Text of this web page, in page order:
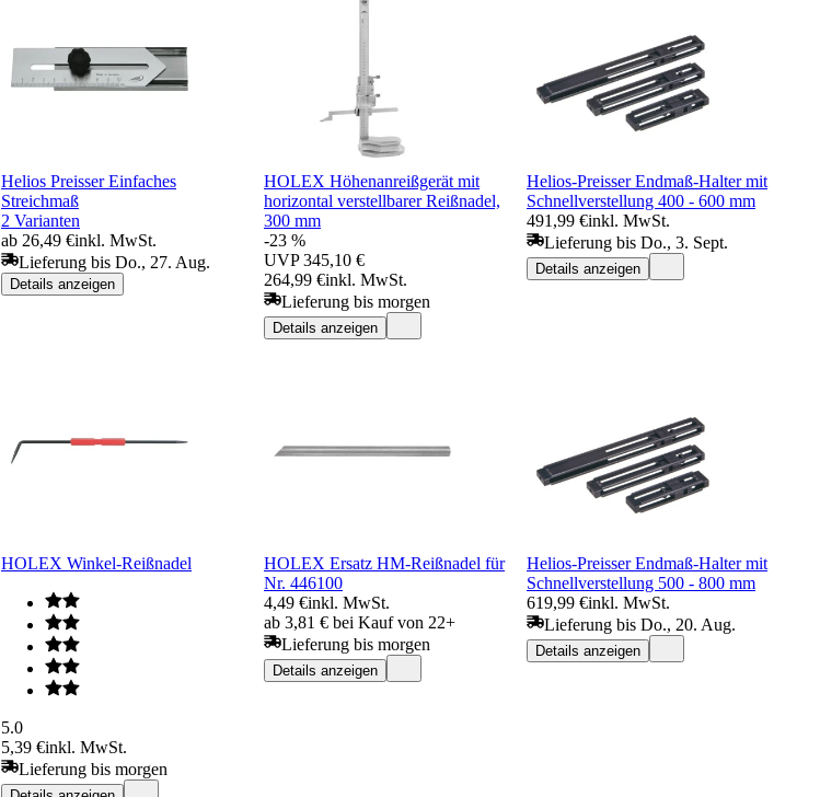
Helios Preisser Einfaches
Streichmaß
2 Varianten
ab 26,49 €inkl. MwSt.
Lieferung bis Do., 27. Aug.
Details anzeigen
HOLEX Höhenanreißgerät mit
horizontal verstellbarer Reißnadel,
300 mm
-23 %
UVP 345,10 €
264,99 €inkl. MwSt.
Lieferung bis morgen
Details anzeigen
Helios-Preisser Endmaß-Halter mit
Schnellverstellung 400 - 600 mm
491,99 €inkl. MwSt.
Lieferung bis Do., 3. Sept.
Details anzeigen
HOLEX Winkel-Reißnadel
5.0
5,39 €inkl. MwSt.
Lieferung bis morgen
HOLEX Ersatz HM-Reißnadel für
Nr. 446100
4,49 €inkl. MwSt.
ab 3,81 € bei Kauf von 22+
Lieferung bis morgen
Details anzeigen
Helios-Preisser Endmaß-Halter mit
Schnellverstellung 500 - 800 mm
619,99 €inkl. MwSt.
Lieferung bis Do., 20. Aug.
Details anzeigen